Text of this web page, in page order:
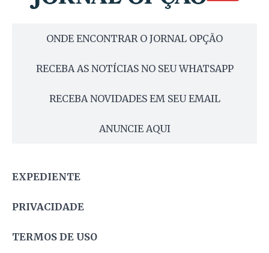
ONDE ENCONTRAR O JORNAL OPÇÃO
RECEBA AS NOTÍCIAS NO SEU WHATSAPP
RECEBA NOVIDADES EM SEU EMAIL
ANUNCIE AQUI
EXPEDIENTE
PRIVACIDADE
TERMOS DE USO